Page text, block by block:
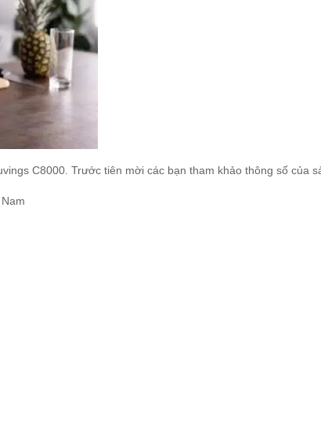
C8000. Trước tiên mời các bạn tham khảo thông số của